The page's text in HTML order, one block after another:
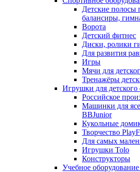
Детские полосы
балансиры,
Ворота
Детский фитнес
Диски, ролики
Для развития
Игры
Мячи для
Тренажёры
Игрушки для детского
Российское
Машинки для
BBJunior
Кукольные
Творчество
Для самых
Игрушки Tolo
Конструкторы
Учебное